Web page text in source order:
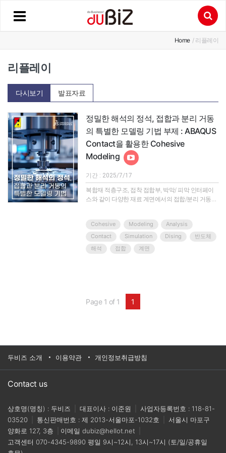
Home / 리플레이
리플레이
다시보기 발표자료
정밀한 해석의 정석, 접합과 분리 거동
의 특별한 모델링 기법 부제 : ABAQUS
Contact을 활용한 Cohesive
Modeling
기간 : 2025/7/17
복합재 적층구조, 접착 접합부, 박막/ 피막 인터페이
스와 같이 다양한 재료 계면에서의 접합/분리 거동을
델링에 최적화 되어 있는 기법으로, 구조물 내 계면의
손상, 박리, 파괴 현상을 정밀하게 시뮬레이션 할 수
있도록 개발된 기능으로 본 웨비나에는 Cohesive 기
능 이해와 적용사례 등을 통해 깊이 있는 통찰력을 제
Cohesive Modeling
Analysis
Contact
Simulation Dising
반도체
해석
접합 계면
Page 1 of 1 1
두비즈 소개 이용약관 개인정보취급방침
Contact us
상호명(명칭) : 두비즈 대표이사 : 이준원
사업자등록번호 : 118-81-
03520
통신판매번호 : 제 2013-서울마포-1032호
서울시 마포구
양화로 127, 3층
이메일 dubiz@hellot.net
고객센터 070-4345-9890 평일 9시~12시, 13시~17시 (토/일/공휴일